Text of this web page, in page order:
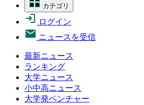
カテゴリ
ログイン
ニュースを受信
最新ニュース
ランキング
大学ニュース
小中高ニュース
大学発ベンチャー